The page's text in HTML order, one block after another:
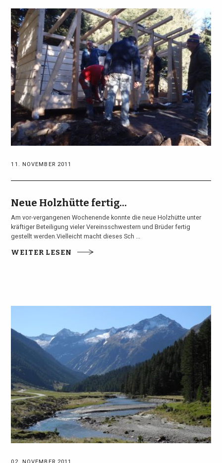
11. NOVEMBER 2011
Neue Holzhütte fertig...
Am vor-vergangenen Wochenende konnte die neue Holzhütte unter
kräftiger Beteiligung vieler Vereinsschwestern und Brüder fertig
gestellt werden.Vielleicht macht dieses Sch ...
WEITER LESEN